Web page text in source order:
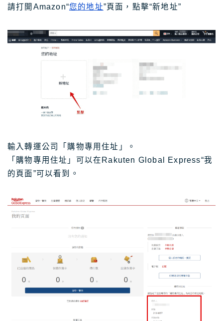
請打開Amazon“您的地址”頁面，點擊“新地址”
輸入轉運公司「購物專用住址」。
「購物專用住址」可以在Rakuten Global Express“我
的頁面”可以看到。